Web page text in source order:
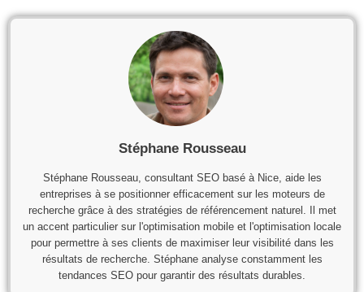
Stéphane Rousseau
Stéphane Rousseau, consultant SEO basé à Nice, aide les
entreprises à se positionner efficacement sur les moteurs de
recherche grâce à des stratégies de référencement naturel. Il met
un accent particulier sur l'optimisation mobile et l'optimisation locale
pour permettre à ses clients de maximiser leur visibilité dans les
résultats de recherche. Stéphane analyse constamment les
tendances SEO pour garantir des résultats durables.